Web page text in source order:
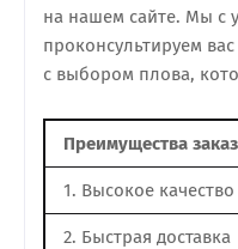
на нашем сайте. Мы с
проконсультируем
с выбором плова,
Преимущества
1. Высокое
2. Быстрая доставка